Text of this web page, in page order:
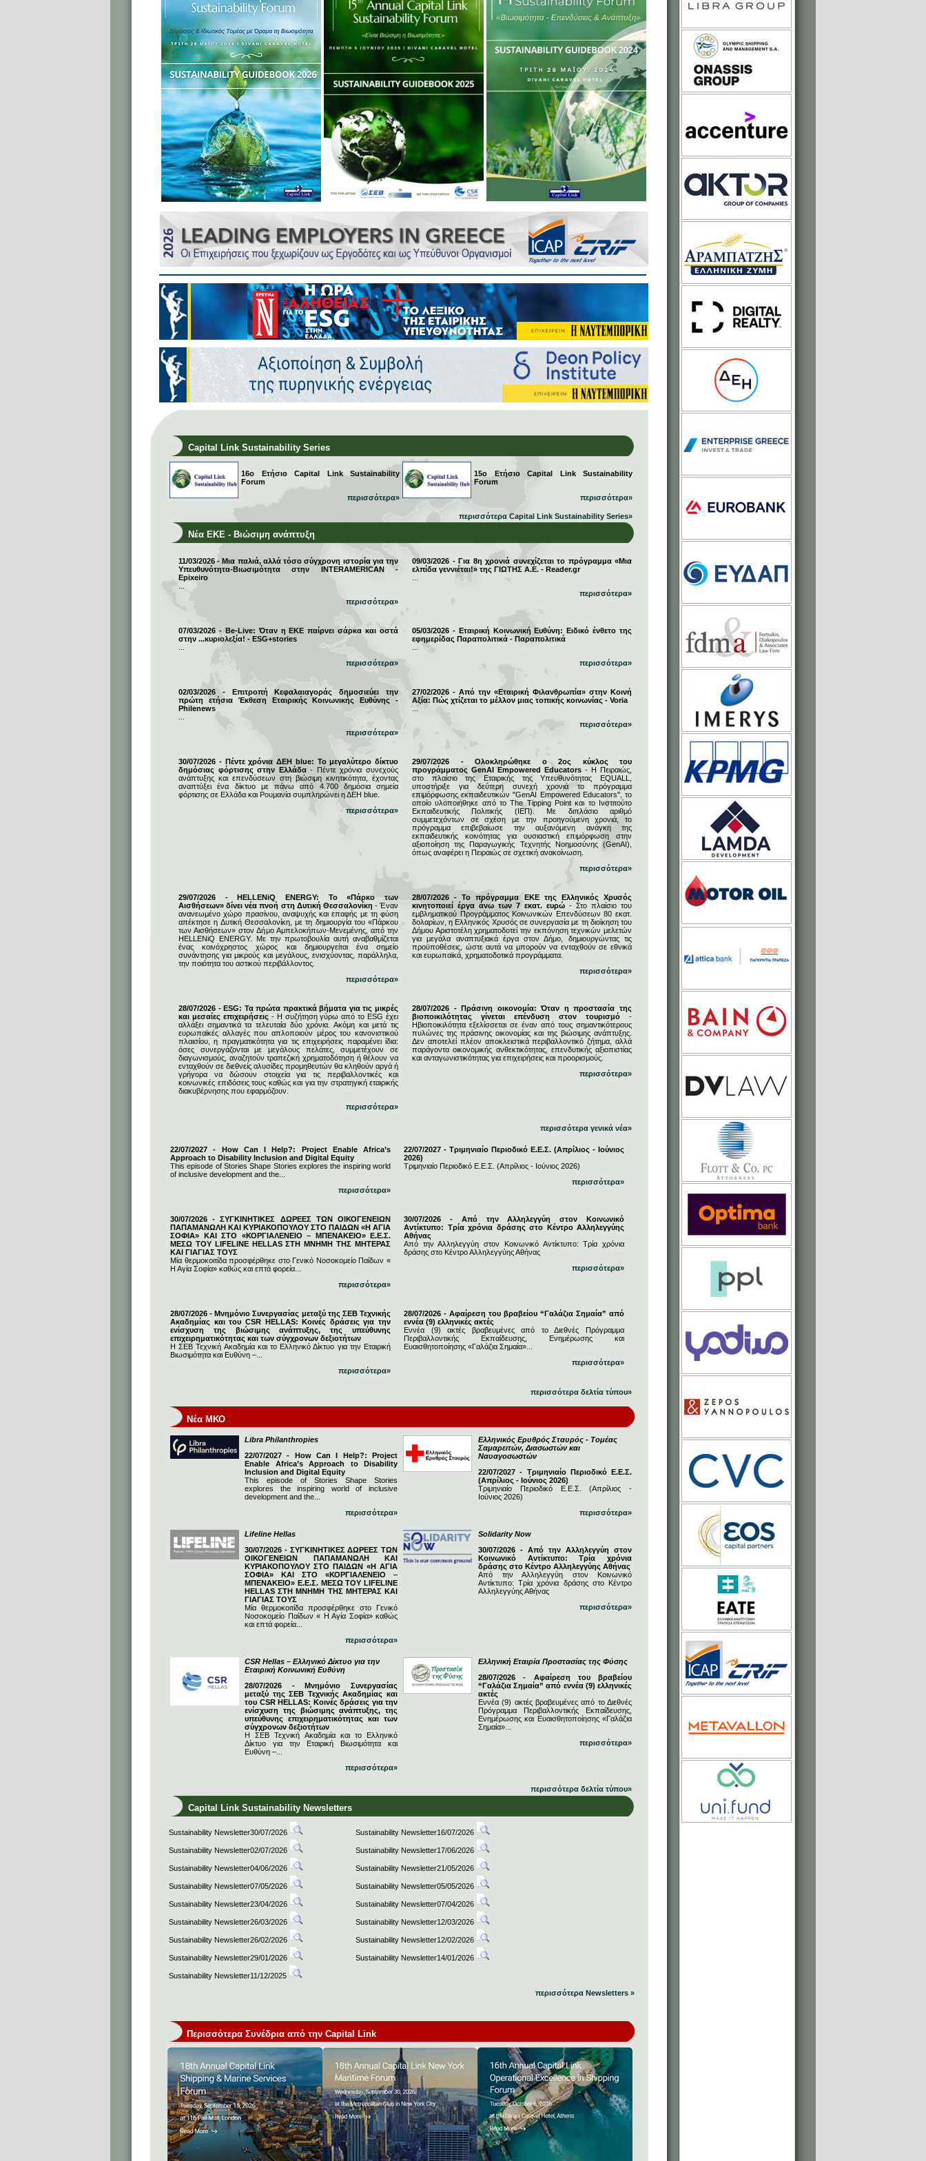
Capital Link Sustainability Series
16ο Ετήσιο Capital Link Sustainability
Forum
περισσότερα»
15ο Ετήσιο Capital Link Sustainability
Forum
περισσότερα»
περισσότερα Capital Link Sustainability Series»
Νέα ΕΚΕ - Βιώσιμη ανάπτυξη
11/03/2026 - Μια παλιά, αλλά τόσο σύγχρονη ιστορία για την
Υπευθυνότητα-Βιωσιμότητα στην INTERAMERICAN -
Epixeiro
περισσότερα»
09/03/2026 - Για 8η χρονιά συνεχίζεται το πρόγραμμα «Μια
ελπίδα γεννιέται!» της ΓΙΩΤΗΣ Α.Ε. - Reader.gr
περισσότερα»
07/03/2026 - Be-Live: Όταν η ΕΚΕ παίρνει σάρκα και οστά
στην ...κυριολεξία! - ESG+stories
περισσότερα»
05/03/2026 - Εταιρική Κοινωνική Ευθύνη: Ειδικό ένθετο της
εφημερίδας Παραπολιτικά - Παραπολιτικά
περισσότερα»
02/03/2026 - Επιτροπή Κεφαλαιαγοράς δημοσιεύει την
πρώτη ετήσια Έκθεση Εταιρικής Κοινωνικής Ευθύνης -
Philenews
περισσότερα»
27/02/2026 - Από την «Εταιρική Φιλανθρωπία» στην Κοινή
Αξία: Πώς χτίζεται το μέλλον μιας τοπικής κοινωνίας - Voria
περισσότερα»
30/07/2026 - Πέντε χρόνια ΔΕΗ blue: Το μεγαλύτερο δίκτυο
δημόσιας φόρτισης στην Ελλάδα- Πέντε χρόνια συνεχούς
ανάπτυξης και επενδύσεων στη βιώσιμη κινητικότητα, έχοντας
αναπτύξει ένα δίκτυο με πάνω από 4.700 δημόσια σημεία
φόρτισης σε Ελλάδα και Ρουμανία συμπληρώνει η ΔΕΗ blue.
περισσότερα»
29/07/2026 - Ολοκληρώθηκε ο 2ος κύκλος του
προγράμματος GenAI Empowered Educators - Η Πειραιώς,
στο πλαίσιο της Εταιρικής της Υπευθυνότητας EQUALL,
υποστήριξε για δεύτερη συνεχή χρονιά το πρόγραμμα
επιμόρφωσης εκπαιδευτικών "GenAI Empowered Educators", το
οποίο υλοποιήθηκε από το The Tipping Point και το Ινστιτούτο
Εκπαιδευτικής Πολιτικής (ΙΕΠ). Με διπλάσιο αριθμό
συμμετεχόντων σε σχέση με την προηγούμενη χρονιά, το
πρόγραμμα επιβεβαίωσε την αυξανόμενη ανάγκη της
εκπαιδευτικής κοινότητας για ουσιαστική επιμόρφωση στην
αξιοποίηση της Παραγωγικής Τεχνητής Νοημοσύνης (GenAI),
όπως αναφέρει η Πειραιώς σε σχετική ανακοίνωση.
περισσότερα»
29/07/2026 - HELLENiQ ENERGY: Το «Πάρκο των
Αισθήσεων» δίνει νέα πνοή στη Δυτική Θεσσαλονίκη - Έναν
ανανεωμένο χώρο πρασίνου, αναψυχής και επαφής με τη φύση
απέκτησε η Δυτική Θεσσαλονίκη, με τη δημιουργία του «Πάρκου
των Αισθήσεων» στον Δήμο Αμπελοκήπων-Μενεμένης, από την
HELLENiQ ENERGY. Με την πρωτοβουλία αυτή αναβαθμίζεται
ένας κοινόχρηστος χώρος και δημιουργείται ένα σημείο
συνάντησης για μικρούς και μεγάλους, ενισχύοντας, παράλληλα,
την ποιότητα του αστικού περιβάλλοντος.
περισσότερα»
28/07/2026 - Το πρόγραμμα ΕΚΕ της Ελληνικός Χρυσός
κινητοποιεί έργα άνω των 7 εκατ. ευρώ - Στο πλαίσιο του
εμβληματικού Προγράμματος Κοινωνικών Επενδύσεων 80 εκατ.
δολαρίων, η Ελληνικός Χρυσός σε συνεργασία με τη διοίκηση του
Δήμου Αριστοτέλη χρηματοδοτεί την εκπόνηση τεχνικών μελετών
για μεγάλα αναπτυξιακά έργα στον Δήμο, δημιουργώντας τις
προϋποθέσεις, ώστε αυτά να μπορούν να ενταχθούν σε εθνικά
και ευρωπαϊκά, χρηματοδοτικά προγράμματα.
περισσότερα»
28/07/2026 - ESG: Τα πρώτα πρακτικά βήματα για τις μικρές
και μεσαίες επιχειρήσεις - Η συζήτηση γύρω από το ESG έχει
αλλάξει σημαντικά τα τελευταία δύο χρόνια. Ακόμη και μετά τις
ευρωπαϊκές αλλαγές που απλοποιούν μέρος του κανονιστικού
πλαισίου, η πραγματικότητα για τις επιχειρήσεις παραμένει ίδια:
όσες συνεργάζονται με μεγάλους πελάτες, συμμετέχουν σε
διαγωνισμούς, αναζητούν τραπεζική χρηματοδότηση ή θέλουν να
ενταχθούν σε διεθνείς αλυσίδες προμηθευτών θα κληθούν αργά ή
γρήγορα να δώσουν στοιχεία για τις περιβαλλοντικές και
κοινωνικές επιδόσεις τους καθώς και για την στρατηγική εταιρικής
διακυβέρνησης που εφαρμόζουν.
περισσότερα»
28/07/2026 - Πράσινη οικονομία: Όταν η προστασία της
βιοποικιλότητας γίνεται επένδυση στον τουρισμό -
Ηβιοποικιλότητα εξελίσσεται σε έναν από τους σημαντικότερους
πυλώνες της πράσινης οικονομίας και της βιώσιμης ανάπτυξης.
Δεν αποτελεί πλέον αποκλειστικά περιβαλλοντικό ζήτημα, αλλά
παράγοντα οικονομικής ανθεκτικότητας, επενδυτικής αξιοπιστίας
και ανταγωνιστικότητας για επιχειρήσεις και προορισμούς.
περισσότερα»
περισσότερα γενικά νέα»
22/07/2027 - How Can I Help?: Project Enable Africa’s
Approach to Disability Inclusion and Digital Equity
This episode of Stories Shape Stories explores the inspiring world
of inclusive development and the...
περισσότερα»
22/07/2027 - Τριμηνιαίο Περιοδικό Ε.Ε.Σ. (Απρίλιος - Ιούνιος
2026)
Τριμηνιαίο Περιοδικό Ε.Ε.Σ. (Απρίλιος - Ιούνιος 2026)
περισσότερα»
30/07/2026 - ΣΥΓΚΙΝΗΤΙΚΕΣ ΔΩΡΕΕΣ ΤΩΝ ΟΙΚΟΓΕΝΕΙΩΝ
ΠΑΠΑΜΑΝΩΛΗ ΚΑΙ ΚΥΡΙΑΚΟΠΟΥΛΟΥ ΣΤΟ ΠΑΙΔΩΝ «Η ΑΓΙΑ
ΣΟΦΙΑ» ΚΑΙ ΣΤΟ «ΚΟΡΓΙΑΛΕΝΕΙΟ – ΜΠΕΝΑΚΕΙΟ» Ε.Ε.Σ.
ΜΕΣΩ ΤΟΥ LIFELINE HELLAS ΣΤΗ ΜΝΗΜΗ ΤΗΣ ΜΗΤΕΡΑΣ
ΚΑΙ ΓΙΑΓΙΑΣ ΤΟΥΣ
Μία θερμοκοιτίδα προσφέρθηκε στο Γενικό Νοσοκομείο Παίδων «
Η Αγία Σοφία» καθώς και επτά φορεία...
περισσότερα»
30/07/2026 - Από την Αλληλεγγύη στον Κοινωνικό
Αντίκτυπο: Τρία χρόνια δράσης στο Κέντρο Αλληλεγγύης
Αθήνας
Από την Αλληλεγγύη στον Κοινωνικό Αντίκτυπο: Τρία χρόνια
δράσης στο Κέντρο Αλληλεγγύης Αθήνας
περισσότερα»
28/07/2026 - Μνημόνιο Συνεργασίας μεταξύ της ΣΕΒ Τεχνικής
Ακαδημίας και του CSR HELLAS: Κοινές δράσεις για την
ενίσχυση της βιώσιμης ανάπτυξης, της υπεύθυνης
επιχειρηματικότητας και των σύγχρονων δεξιοτήτων
Η ΣΕΒ Τεχνική Ακαδημία και το Ελληνικό Δίκτυο για την Εταιρική
Βιωσιμότητα και Ευθύνη –...
περισσότερα»
28/07/2026 - Αφαίρεση του βραβείου “Γαλάζια Σημαία” από
εννέα (9) ελληνικές ακτές
Εννέα (9) ακτές βραβευμένες από το Διεθνές Πρόγραμμα
Περιβαλλοντικής Εκπαίδευσης, Ενημέρωσης και
Ευαισθητοποίησης «Γαλάζια Σημαία»...
περισσότερα»
περισσότερα δελτία τύπου»
Νέα ΜΚΟ
Libra Philanthropies
22/07/2027 - How Can I Help?: Project
Enable Africa’s Approach to Disability
Inclusion and Digital Equity
This episode of Stories Shape Stories
explores the inspiring world of inclusive
development and the...
περισσότερα»
Ελληνικός Ερυθρός Σταυρός - Τομέας
Σαμαρειτών, Διασωστών και
Ναυαγοσωστών
22/07/2027 - Τριμηνιαίο Περιοδικό Ε.Ε.Σ.
(Απρίλιος - Ιούνιος 2026)
Τριμηνιαίο Περιοδικό Ε.Ε.Σ. (Απρίλιος -
Ιούνιος 2026)
περισσότερα»
Lifeline Hellas
30/07/2026 - ΣΥΓΚΙΝΗΤΙΚΕΣ ΔΩΡΕΕΣ ΤΩΝ
ΟΙΚΟΓΕΝΕΙΩΝ ΠΑΠΑΜΑΝΩΛΗ ΚΑΙ
ΚΥΡΙΑΚΟΠΟΥΛΟΥ ΣΤΟ ΠΑΙΔΩΝ «Η ΑΓΙΑ
ΣΟΦΙΑ» ΚΑΙ ΣΤΟ «ΚΟΡΓΙΑΛΕΝΕΙΟ –
ΜΠΕΝΑΚΕΙΟ» Ε.Ε.Σ. ΜΕΣΩ ΤΟΥ LIFELINE
HELLAS ΣΤΗ ΜΝΗΜΗ ΤΗΣ ΜΗΤΕΡΑΣ ΚΑΙ
ΓΙΑΓΙΑΣ ΤΟΥΣ
Μία θερμοκοιτίδα προσφέρθηκε στο Γενικό
Νοσοκομείο Παίδων « Η Αγία Σοφία» καθώς
και επτά φορεία...
περισσότερα»
Solidarity Now
30/07/2026 - Από την Αλληλεγγύη στον
Κοινωνικό Αντίκτυπο: Τρία χρόνια
δράσης στο Κέντρο Αλληλεγγύης Αθήνας
Από την Αλληλεγγύη στον Κοινωνικό
Αντίκτυπο: Τρία χρόνια δράσης στο Κέντρο
Αλληλεγγύης Αθήνας
περισσότερα»
CSR Hellas – Ελληνικό Δίκτυο για την
Εταιρική Κοινωνική Ευθύνη
28/07/2026 - Μνημόνιο Συνεργασίας
μεταξύ της ΣΕΒ Τεχνικής Ακαδημίας και
του CSR HELLAS: Κοινές δράσεις για την
ενίσχυση της βιώσιμης ανάπτυξης, της
υπεύθυνης επιχειρηματικότητας και των
σύγχρονων δεξιοτήτων
Η ΣΕΒ Τεχνική Ακαδημία και το Ελληνικό
Δίκτυο για την Εταιρική Βιωσιμότητα και
Ευθύνη –...
περισσότερα»
Ελληνική Εταιρία Προστασίας της Φύσης
28/07/2026 - Αφαίρεση του βραβείου
“Γαλάζια Σημαία” από εννέα (9) ελληνικές
ακτές
Εννέα (9) ακτές βραβευμένες από το Διεθνές
Πρόγραμμα Περιβαλλοντικής Εκπαίδευσης,
Ενημέρωσης και Ευαισθητοποίησης «Γαλάζια
Σημαία»...
περισσότερα»
περισσότερα δελτία τύπου»
Capital Link Sustainability Newsletters
Sustainability Newsletter30/07/2026 Sustainability Newsletter16/07/2026
Sustainability Newsletter02/07/2026 Sustainability Newsletter17/06/2026
Sustainability Newsletter04/06/2026 Sustainability Newsletter21/05/2026
Sustainability Newsletter07/05/2026 Sustainability Newsletter05/05/2026
Sustainability Newsletter23/04/2026 Sustainability Newsletter07/04/2026
Sustainability Newsletter26/03/2026 Sustainability Newsletter12/03/2026
Sustainability Newsletter26/02/2026 Sustainability Newsletter12/02/2026
Sustainability Newsletter29/01/2026 Sustainability Newsletter14/01/2026
Sustainability Newsletter11/12/2025
περισσότερα Newsletters »
Περισσότερα Συνέδρια από την Capital Link